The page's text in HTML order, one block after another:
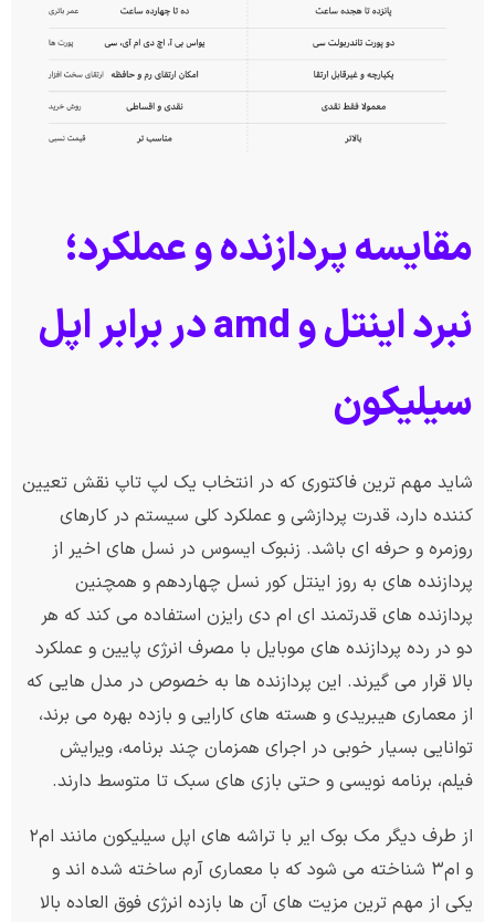
مقایسه پردازنده و عملکرد؛
نبرد اینتل و amd در برابر اپل
سیلیکون
شاید مهم ترین فاکتوری که در انتخاب یک لپ تاپ نقش تعیین
کننده دارد، قدرت پردازشی و عملکرد کلی سیستم در کارهای
روزمره و حرفه ای باشد. زنبوک ایسوس در نسل های اخیر از
پردازنده های به روز اینتل کور نسل چهاردهم و همچنین
پردازنده های قدرتمند ای ام دی رایزن استفاده می کند که هر
دو در رده پردازنده های موبایل با مصرف انرژی پایین و عملکرد
بالا قرار می گیرند. این پردازنده ها به خصوص در مدل هایی که
از معماری هیبریدی و هسته های کارایی و بازده بهره می برند،
توانایی بسیار خوبی در اجرای همزمان چند برنامه، ویرایش
فیلم، برنامه نویسی و حتی بازی های سبک تا متوسط دارند.
از طرف دیگر مک بوک ایر با تراشه های اپل سیلیکون مانند ام۲
و ام۳ شناخته می شود که با معماری آرم ساخته شده اند و
یکی از مهم ترین مزیت های آن ها بازده انرژی فوق العاده بالا